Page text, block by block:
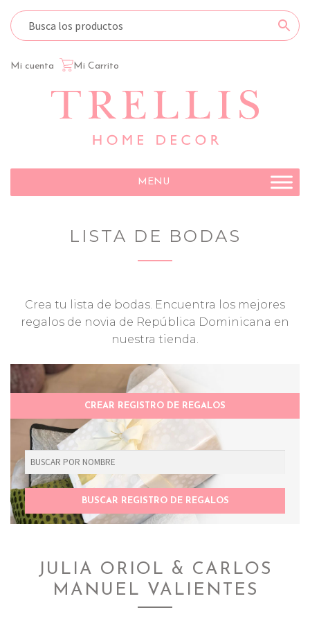
Mi cuenta Mi Carrito
Ir
a
Ir
al
contenido
MENU
LISTA DE BODAS
Crea tu lista de bodas. Encuentra los mejores
regalos de novia de República Dominicana en
nuestra tienda.
CREAR REGISTRO DE REGALOS
JULIA ORIOL & CARLOS
MANUEL VALIENTES